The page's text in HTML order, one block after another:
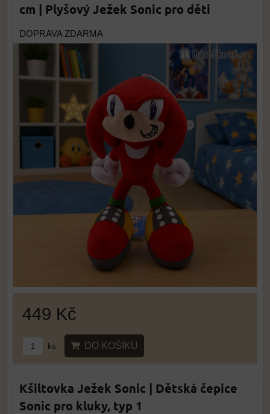
cm | Plyšový Ježek Sonic pro děti
DOPRAVA ZDARMA
449 Kč
ks DO KOŠÍKU
Kšiltovka Ježek Sonic | Dětská čepice
Sonic pro kluky, typ 1